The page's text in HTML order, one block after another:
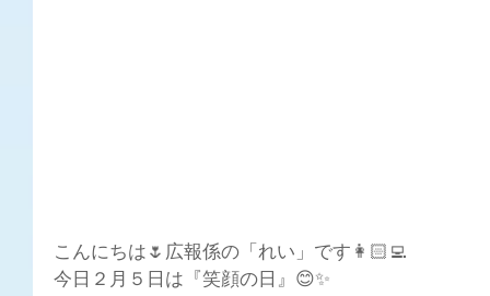
こんにちは🌷広報係の「れい」です👩🏻‍💻
今日２月５日は『笑顔の日』😊✨